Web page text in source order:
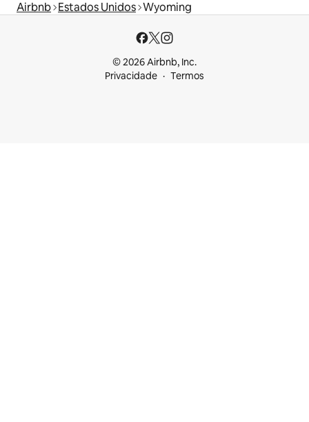
Airbnb Estados Unidos Wyoming
© 2026 Airbnb, Inc.
Privacidade
Termos